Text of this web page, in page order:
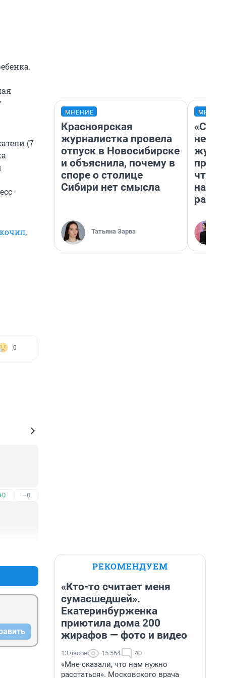
(7
,
0
–0
МНЕНИЕ
Красноярская
журналистка провела
отпуск в Новосибирске
и объяснила, почему в
споре о столице
Сибири нет смысла
Татьяна Зарва
на
ради
РЕКОМЕНДУЕМ
«Кто-то считает меня
сумасшедшей».
Екатеринбурженка
приютила дома 200
жирафов — фото и видео
13 часов 15 564 40
«Мне сказали, что нам нужно
расстаться». Московского врача